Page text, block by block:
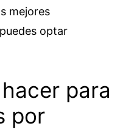
mejores
optar
para
por